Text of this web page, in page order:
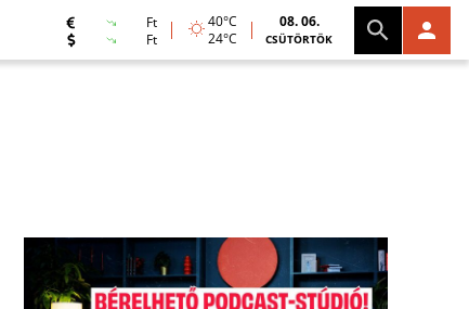
Ft
Ft
40°C
24°C
08. 06.
CSÜTÖRTÖK